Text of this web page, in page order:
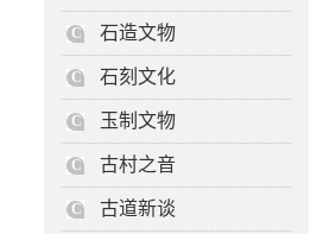
C 石造文物
C 石刻文化
C 玉制文物
C 古村之音
C 古道新谈